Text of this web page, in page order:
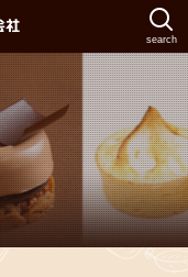
search